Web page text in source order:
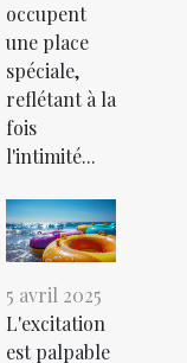
occupent
une place
spéciale,
reflétant à la
fois
l'intimité...
5 avril 2025
L'excitation
est palpable